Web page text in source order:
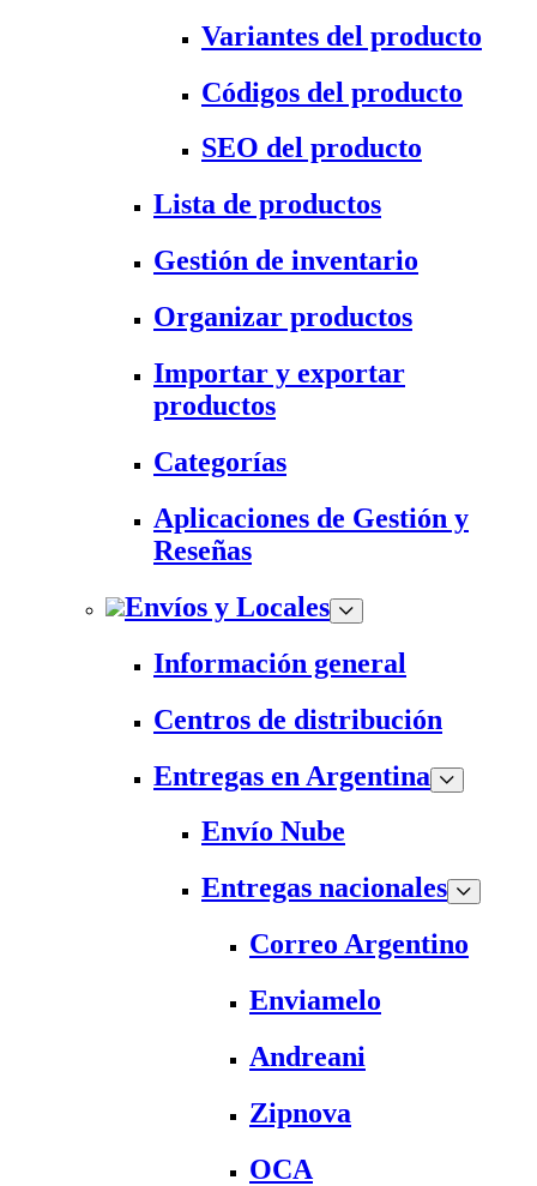
Variantes del producto
Códigos del producto
SEO del producto
Lista de productos
Gestión de inventario
Organizar productos
Importar y exportar
productos
Categorías
Aplicaciones de Gestión y
Reseñas
Envíos y Locales
Información general
Centros de distribución
Entregas en Argentina
Envío Nube
Entregas nacionales
Correo Argentino
Enviamelo
Andreani
Zipnova
OCA